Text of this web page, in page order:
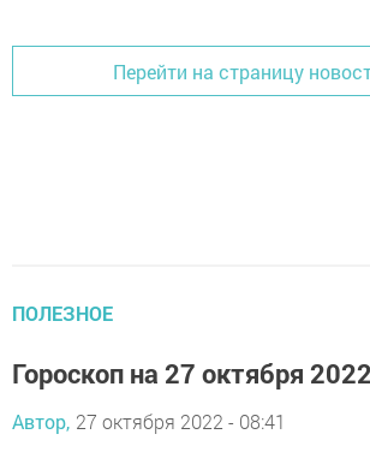
Перейти на страницу
ПОЛЕЗНОЕ
Гороскоп на 27 октября
Автор, 27 октября 2022 - 08:41